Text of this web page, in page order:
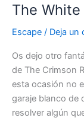
The
Escape / Deja un
Os dejo otro
de The Crimson
esta ocasión no
garaje blanco de
resolver algún